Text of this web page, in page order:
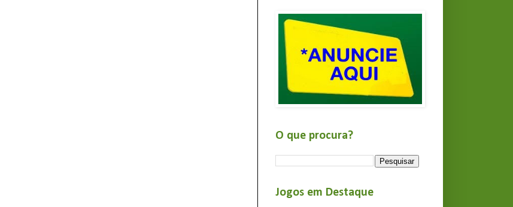
O que procura?
Jogos em Destaque